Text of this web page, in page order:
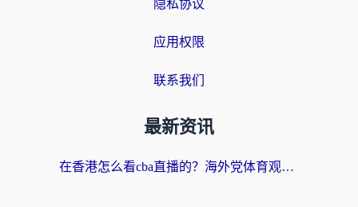
隐私协议
应用权限
联系我们
最新资讯
在香港怎么看cba直播的？海外党体育观赛终极指南：告别版权限制，畅享中文解说